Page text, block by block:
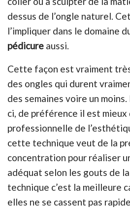
dessus de l’ongle naturel.
l’impliquer dans le domaine
pédicure aussi.
Cette façon est vraiment
des ongles qui durent
des semaines voire un
ci, de préférence il est mieux
professionnelle de
cette technique veut de la
concentration pour réaliser
adéquat selon les gouts de
technique c’est la meilleure
elles ne se cassent pas